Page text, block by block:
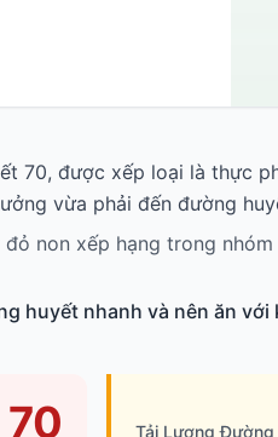
70, được xếp loại là thực
vừa phải đến đường
non xếp hạng trong
huyết nhanh và nên ăn với
70 Tải Lượng Đường